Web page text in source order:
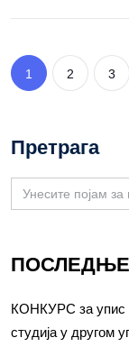
1 2 3
Претрага
Search
for:
КОНКУРС за упис
студија у другом